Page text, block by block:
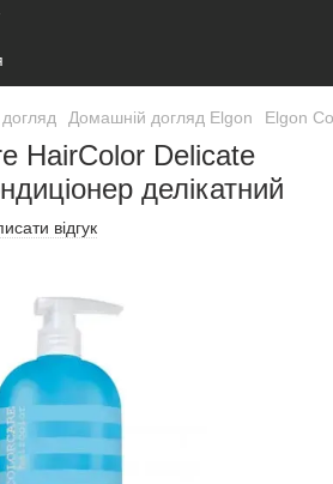
Домашній догляд Elgon Elgon
HairColor Delicate
делікатний
відгук